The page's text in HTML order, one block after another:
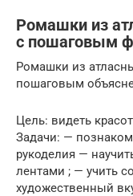
Ромашки из
с пошаговым
Ромашки из
пошаговым
Цель: видеть
Задачи: —
рукоделия —
лентами ; — учить
художественный